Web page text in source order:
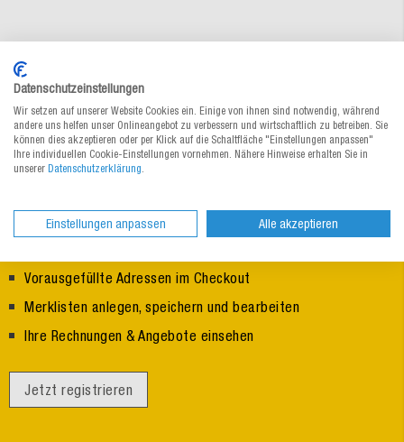
Ihr persönliches MEDEWO Benutzerkonto:
Vorausgefüllte Adressen im Checkout
Merklisten anlegen, speichern und bearbeiten
Ihre Rechnungen & Angebote einsehen
Jetzt registrieren
Datenschutzeinstellungen
Wir setzen auf unserer Website Cookies ein. Einige von ihnen sind notwendig, während
andere uns helfen unser Onlineangebot zu verbessern und wirtschaftlich zu betreiben. Sie
können dies akzeptieren oder per Klick auf die Schaltfläche "Einstellungen anpassen"
Ihre individuellen Cookie-Einstellungen vornehmen. Nähere Hinweise erhalten Sie in
unserer Datenschutzerklärung.
Einstellungen anpassen Alle akzeptieren